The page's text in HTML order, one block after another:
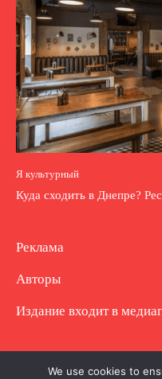
Я культурный
Куда сходить в Днепре?
Реклама
Авторы
Издание входит в
Copyright © Полное
We use cookies to